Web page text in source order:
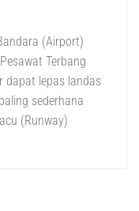
(Airport)
Terbang
dapat lepas landas
sederhana
(Runway)